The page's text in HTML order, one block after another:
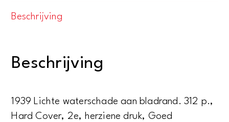
Beschrijving
Beschrijving
1939 Lichte waterschade aan bladrand. 312 p.,
Hard Cover, 2e, herziene druk, Goed